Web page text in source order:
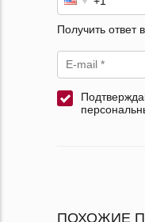
Получить ответ в
ПОХОЖИЕ